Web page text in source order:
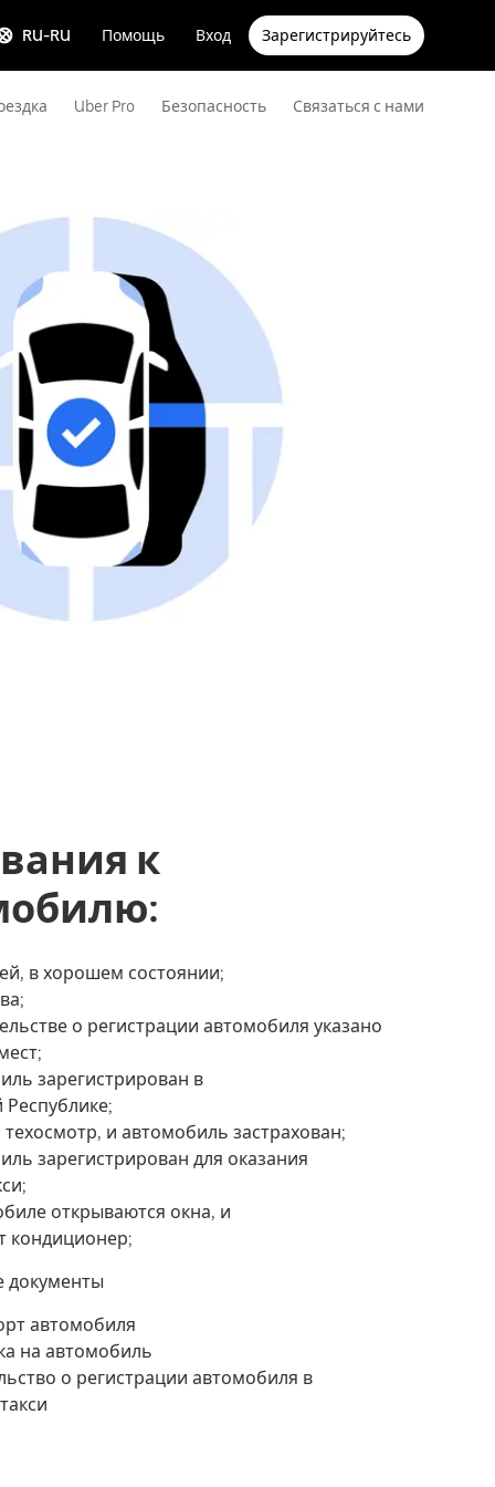
RU-RU Помощь Вход Зарегистрируйтесь
Uber Pro Безопасность Связаться с нами
к
в хорошем состоянии;
о регистрации автомобиля указано
зарегистрирован в
и автомобиль застрахован;
зарегистрирован для оказания
открываются окна, и
кондиционер;
документы
автомобиля
на автомобиль
о регистрации автомобиля в